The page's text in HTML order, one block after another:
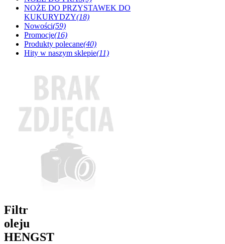
NOŻE DO PRZYSTAWEK DO
KUKURYDZY(18)
Nowości(59)
Promocje(16)
Produkty polecane(40)
Hity w naszym sklepie(11)
Filtr
oleju
HENGST